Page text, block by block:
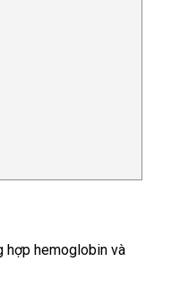
hợp hemoglobin và